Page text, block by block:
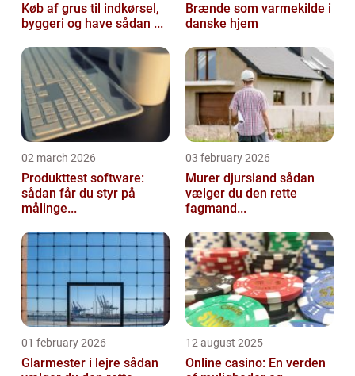
Køb af grus til indkørsel,
byggeri og have sådan ...
Brænde som varmekilde i
danske hjem
02 march 2026
Produkttest software:
sådan får du styr på
målinge...
03 february 2026
Murer djursland sådan
vælger du den rette
fagmand...
01 february 2026
Glarmester i lejre sådan
12 august 2025
Online casino: En verden